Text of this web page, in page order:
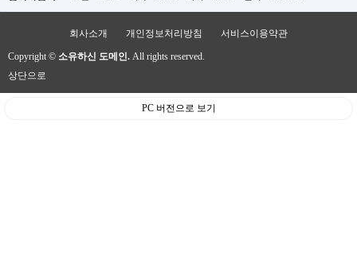
회사소개 개인정보처리방침 서비스이용약관
Copyright © 소유하신 도메인. All rights reserved.
상단으로
PC 버전으로 보기